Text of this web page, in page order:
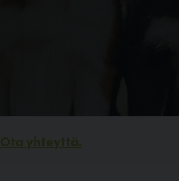
Ota yhteyttä.